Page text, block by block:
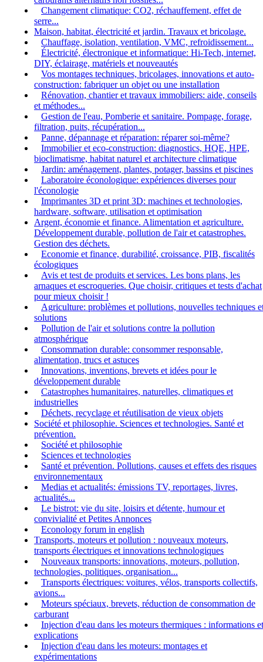
Changement climatique: CO2, réchauffement, effet de
serre...
Maison, habitat, électricité et jardin. Travaux et bricolage.
Chauffage, isolation, ventilation, VMC, refroidissement...
Électricité, électronique et informatique: Hi-Tech, internet,
DIY, éclairage, matériels et nouveautés
Vos montages techniques, bricolages, innovations et auto-
construction: fabriquer un objet ou une installation
Rénovation, chantier et travaux immobiliers: aide, conseils
et méthodes...
Gestion de l'eau, Pomberie et sanitaire. Pompage, forage,
filtration, puits, récupération...
Panne, dépannage et réparation: réparer soi-même?
Immobilier et eco-construction: diagnostics, HQE, HPE,
bioclimatisme, habitat naturel et architecture climatique
Jardin: aménagement, plantes, potager, bassins et piscines
Laboratoire éconologique: expériences diverses pour
l'éconologie
Imprimantes 3D et print 3D: machines et technologies,
hardware, software, utilisation et optimisation
Argent, économie et finance. Alimentation et agriculture.
Développement durable, pollution de l'air et catastrophes.
Gestion des déchets.
Economie et finance, durabilité, croissance, PIB, fiscalités
écologiques
Avis et test de produits et services. Les bons plans, les
arnaques et escroqueries. Que choisir, critiques et tests d'achat
pour mieux choisir !
Agriculture: problèmes et pollutions, nouvelles techniques
solutions
Pollution de l'air et solutions contre la pollution
atmosphérique
Consommation durable: consommer responsable,
alimentation, trucs et astuces
Innovations, inventions, brevets et idées pour le
développement durable
Catastrophes humanitaires, naturelles, climatiques et
industrielles
Déchets, recyclage et réutilisation de vieux objets
Société et philosophie. Sciences et technologies. Santé et
prévention.
Société et philosophie
Sciences et technologies
Santé et prévention. Pollutions, causes et effets des risques
environnementaux
Medias et actualités: émissions TV, reportages, livres,
actualités...
Le bistrot: vie du site, loisirs et détente, humour et
convivialité et Petites Annonces
Econology forum in english
Transports, moteurs et pollution : nouveaux moteurs,
transports électriques et innovations technologiques
Nouveaux transports: innovations, moteurs, pollution,
technologies, politiques, organisation...
Transports électriques: voitures, vélos, transports collectifs,
avions...
Moteurs spéciaux, brevets, réduction de consommation de
carburant
Injection d'eau dans les moteurs thermiques : informations et
explications
Injection d'eau dans les moteurs: montages et
expérimentations